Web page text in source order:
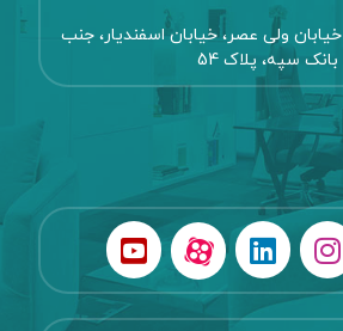
خیابان ولی عصر، خیابان اسفندیار، جنب
بانک سپه، پلاک 54